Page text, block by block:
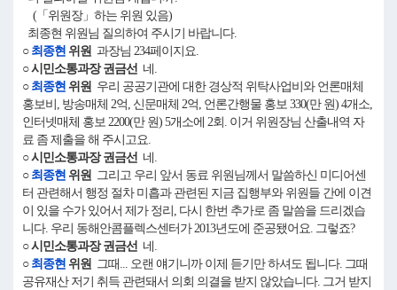
(「위원장」하는 위원 있음)
최종현 위원님 질의하여 주시기 바랍니다.
○ 최종현 위원 과장님 234페이지요.
○ 시민소통과장 권금선 네.
○ 최종현 위원 우리 공공기관에 대한 경상적 위탁사업비와 언론매체
홍보비, 방송매체 2억, 신문매체 2억, 언론간행물 홍보 330(만 원) 4개소,
인터넷매체 홍보 2200(만 원) 5개소에 2회. 이거 위원장님 산출내역 자
료 좀 제출을 해 주시고요.
○ 시민소통과장 권금선 네.
○ 최종현 위원 그리고 우리 앞서 동료 위원님께서 말씀하신 미디어센
터 관련해서 행정 절차 미흡과 관련된 지금 집행부와 위원들 간에 이견
이 있을 수가 있어서 제가 정리, 다시 한번 추가로 좀 말씀을 드리겠습
니다. 우리 동해안콤플렉스센터가 2013년도에 준공됐어요. 그렇죠?
○ 시민소통과장 권금선 네.
○ 최종현 위원 그때... 오랜 얘기니까 이제 듣기만 하셔도 됩니다. 그때
공유재산 저기 취득 관련돼서 의회 의결을 받지 않았습니다. 그거 받지